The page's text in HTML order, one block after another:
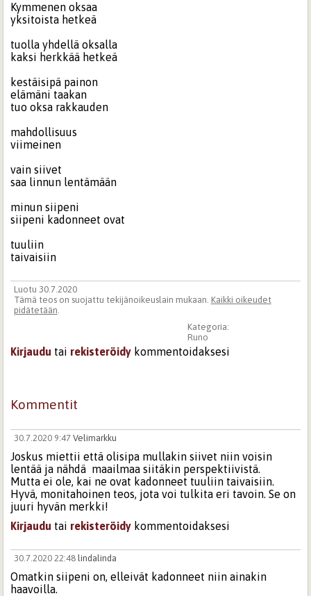
Kymmenen oksaa
yksitoista hetkeä
tuolla yhdellä oksalla
kaksi herkkää hetkeä
kestäisipä painon
elämäni taakan
tuo oksa rakkauden
mahdollisuus
viimeinen
vain siivet
saa linnun lentämään
minun siipeni
siipeni kadonneet ovat
tuuliin
taivaisiin
Luotu 30.7.2020
Tämä teos on suojattu tekijänoikeuslain mukaan. Kaikki oikeudet
pidätetään.
Kategoria:
Runo
Kirjaudu tai rekisteröidy kommentoidaksesi
Kommentit
30.7.2020 9:47 Velimarkku
Joskus miettii että olisipa mullakin siivet niin voisin
lentää ja nähdä maailmaa siitäkin perspektiivistä.
Mutta ei ole, kai ne ovat kadonneet tuuliin taivaisiin.
Hyvä, monitahoinen teos, jota voi tulkita eri tavoin. Se on
juuri hyvän merkki!
Kirjaudu tai rekisteröidy kommentoidaksesi
30.7.2020 22:48 lindalinda
Omatkin siipeni on, elleivät kadonneet niin ainakin
haavoilla.